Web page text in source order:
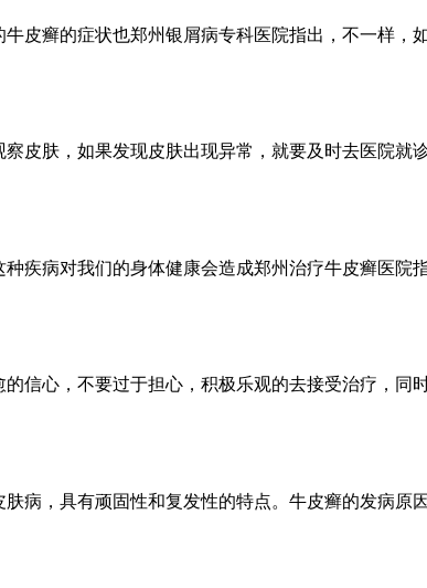
皮癣的症状也郑州银屑病专科医院指出，不一样，
皮肤，如果发现皮肤出现异常，就要及时去医院就
疾病对我们的身体健康会造成郑州治疗牛皮癣医院
信心，不要过于担心，积极乐观的去接受治疗，同
病，具有顽固性和复发性的特点。牛皮癣的发病原